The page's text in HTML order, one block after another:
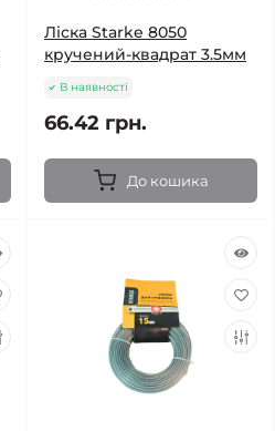
Ліска Starke 8050
кручений-квадрат 3.5мм
В наявності
66.42 грн.
До кошика